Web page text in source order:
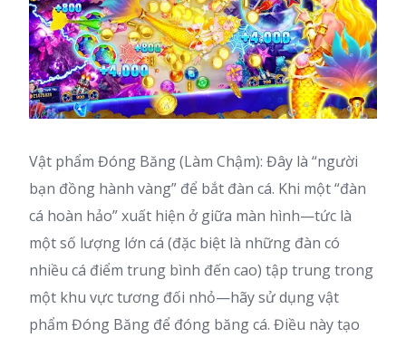
Vật phẩm Đóng Băng (Làm Chậm): Đây là “người
bạn đồng hành vàng” để bắt đàn cá. Khi một “đàn
cá hoàn hảo” xuất hiện ở giữa màn hình—tức là
một số lượng lớn cá (đặc biệt là những đàn có
nhiều cá điểm trung bình đến cao) tập trung trong
một khu vực tương đối nhỏ—hãy sử dụng vật
phẩm Đóng Băng để đóng băng cá. Điều này tạo